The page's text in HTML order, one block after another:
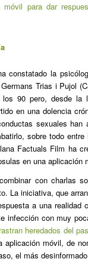
móvil para dar
constatado la
Trias i Pujol
90 pero, desde la
en una dolencia
sexuales
sobre todo
Factuals Film ha
en una aplicación
con charlas
La iniciativa, que
a una realidad
infección con muy
heredados del
móvil, de
el más